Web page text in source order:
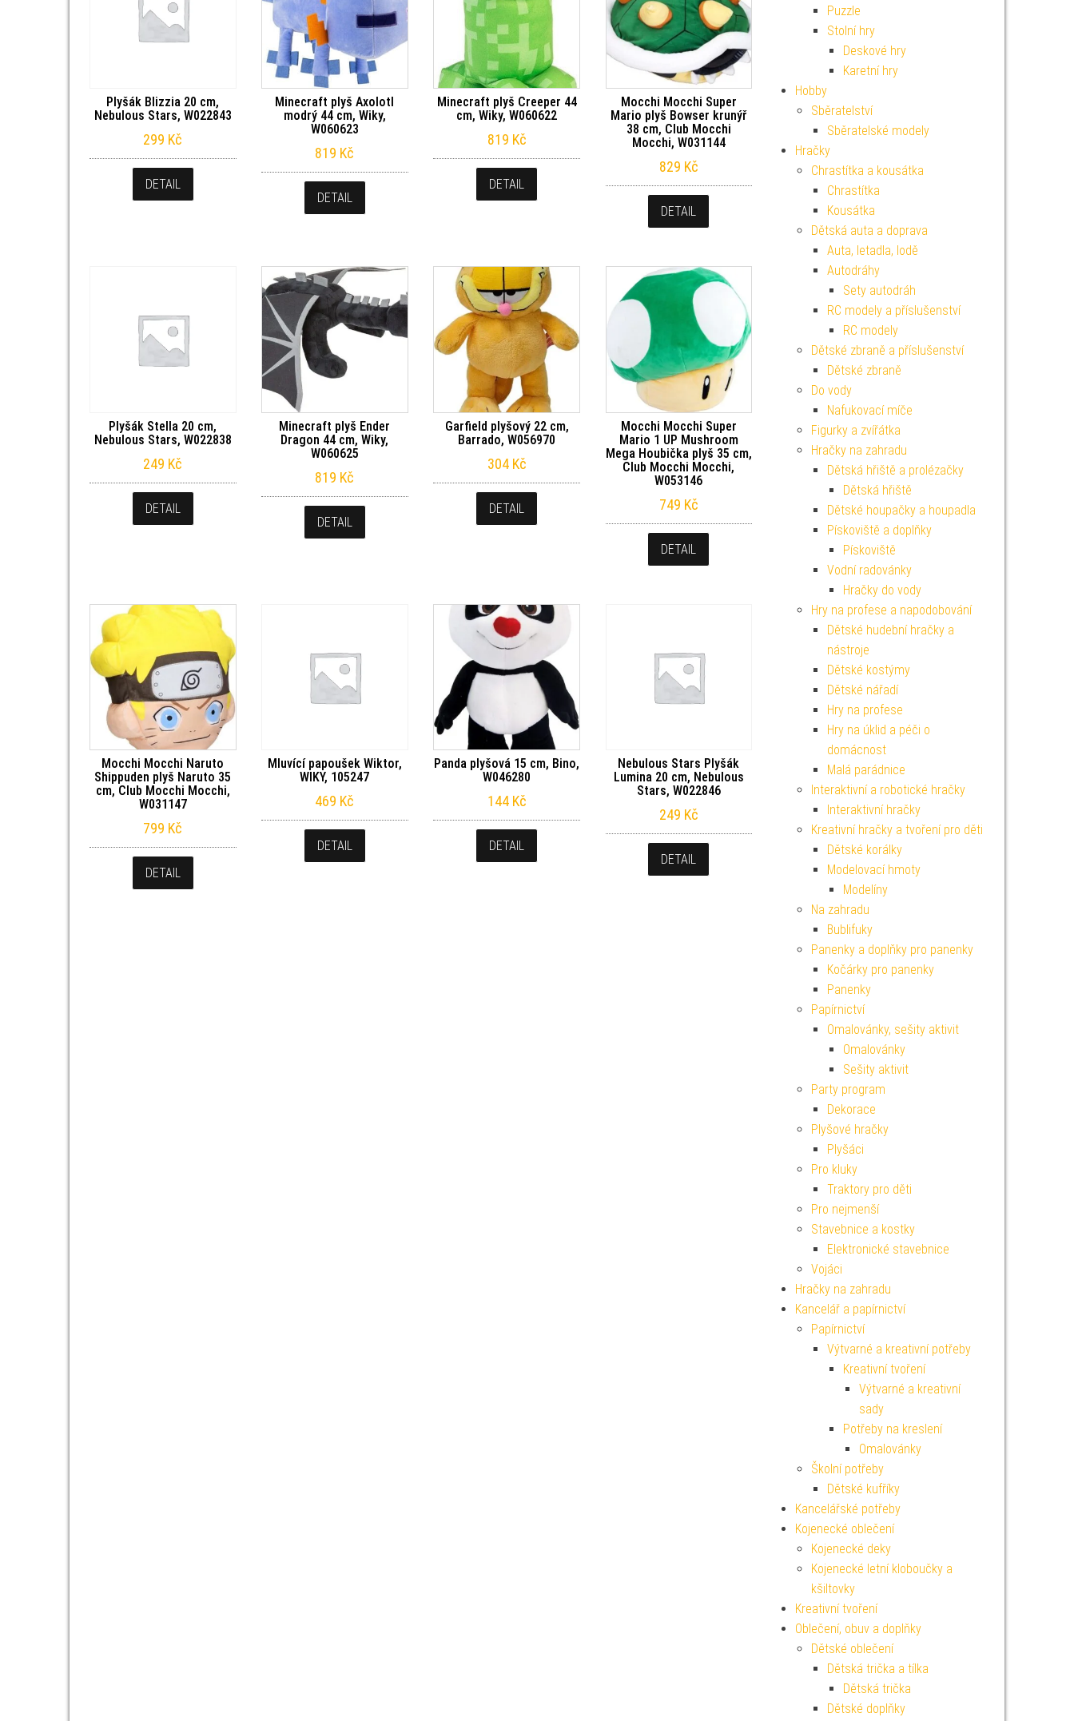
Plyšák Blizzia 20 cm,
Nebulous Stars, W022843
299 Kč
DETAIL
Minecraft plyš Axolotl
modrý 44 cm, Wiky,
W060623
819 Kč
DETAIL
Minecraft plyš Creeper 44
cm, Wiky, W060622
819 Kč
DETAIL
Mocchi Mocchi Super
Mario plyš Bowser krunýř
38 cm, Club Mocchi
Mocchi, W031144
829 Kč
DETAIL
Plyšák Stella 20 cm,
Nebulous Stars, W022838
249 Kč
DETAIL
Minecraft plyš Ender
Dragon 44 cm, Wiky,
W060625
819 Kč
DETAIL
Garfield plyšový 22 cm,
Barrado, W056970
304 Kč
DETAIL
Mocchi Mocchi Super
Mario 1 UP Mushroom
Mega Houbička plyš 35 cm,
Club Mocchi Mocchi,
W053146
749 Kč
DETAIL
Mocchi Mocchi Naruto
Shippuden plyš Naruto 35
cm, Club Mocchi Mocchi,
W031147
799 Kč
DETAIL
Mluvící papoušek Wiktor,
WIKY, 105247
469 Kč
DETAIL
Panda plyšová 15 cm, Bino,
W046280
144 Kč
DETAIL
Nebulous Stars Plyšák
Lumina 20 cm, Nebulous
Stars, W022846
249 Kč
DETAIL
Puzzle
Stolní hry
Deskové hry
Karetní hry
Hobby
Sběratelství
Sběratelské modely
Hračky
Chrastítka a kousátka
Chrastítka
Kousátka
Dětská auta a doprava
Auta, letadla, lodě
Autodráhy
Sety autodráh
RC modely a příslušenství
RC modely
Dětské zbraně a příslušenství
Dětské zbraně
Do vody
Nafukovací míče
Figurky a zvířátka
Hračky na zahradu
Dětská hřiště a prolézačky
Dětská hřiště
Dětské houpačky a houpadla
Pískoviště a doplňky
Pískoviště
Vodní radovánky
Hračky do vody
Hry na profese a napodobování
Dětské hudební hračky a
nástroje
Dětské kostýmy
Dětské nářadí
Hry na profese
Hry na úklid a péči o
domácnost
Malá parádnice
Interaktivní a robotické hračky
Interaktivní hračky
Kreativní hračky a tvoření pro děti
Dětské korálky
Modelovací hmoty
Modelíny
Na zahradu
Bublifuky
Panenky a doplňky pro panenky
Kočárky pro panenky
Panenky
Papírnictví
Omalovánky, sešity aktivit
Omalovánky
Sešity aktivit
Party program
Dekorace
Plyšové hračky
Plyšáci
Pro kluky
Traktory pro děti
Pro nejmenší
Stavebnice a kostky
Elektronické stavebnice
Vojáci
Hračky na zahradu
Kancelář a papírnictví
Papírnictví
Výtvarné a kreativní potřeby
Kreativní tvoření
Výtvarné a kreativní
sady
Potřeby na kreslení
Omalovánky
Školní potřeby
Dětské kufříky
Kancelářské potřeby
Kojenecké oblečení
Kojenecké deky
Kojenecké letní kloboučky a
kšiltovky
Kreativní tvoření
Oblečení, obuv a doplňky
Dětské oblečení
Dětská trička a tílka
Dětská trička
Dětské doplňky